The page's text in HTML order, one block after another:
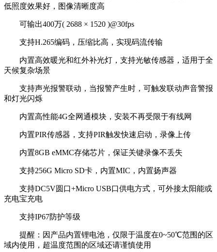
低照度效果好，图像清晰度高
可输出400万( 2688 × 1520 )@30fps
支持H.265编码，压缩比高，实现码流传输
内置高效暖光和红外补光灯，支持光敏传感器，适用于全
天候复杂场景
支持声光报警联动，当报警产生时，可触发联动声音警报
和灯光闪烁
内置高性能4G全网通模块，安装不再受限于有线网
内置PIR传感器，支持PIR触发快速启动，录像上传
内置8GB eMMC存储芯片，保证关键录像不丢失
支持256G Micro SD卡，内置MIC，内置扬声器
支持DC5V圆口+Micro USB口供电方式，可外接太阳能或
充电宝充电
支持IP67防护等级
提醒：因产品内置锂电池，仅限于温度在0~50℃范围的区
域内使用，超温度范围的区域还请谨慎使用